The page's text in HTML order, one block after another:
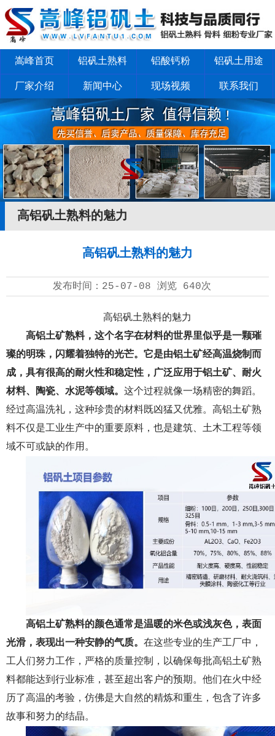
嵩峰首页 铝矾土熟料 铝酸钙粉 铝矾土用途
厂家介绍 新闻中心 现场视频 联系我们
高铝矾土熟料的魅力
高铝矾土熟料的魅力
发布时间： 25-07-08 浏览 640次
高铝矾土熟料的魅力
高铝土矿熟料，这个名字在材料的世界里似乎是一颗璀
璨的明珠，闪耀着独特的光芒。它是由铝土矿经高温烧制而
成，具有很高的耐火性和稳定性，广泛应用于铝土矿、耐火
材料、陶瓷、水泥等领域。 这个过程就像一场精密的舞蹈。
经过高温洗礼，这种珍贵的材料既凶猛又优雅。高铝土矿熟
料不仅是工业生产中的重要原料，也是建筑、土木工程等领
域不可或缺的作用。
高铝土矿熟料的颜色通常是温暖的米色或浅灰色，表面
光滑，表现出一种安静的气质。 在这些专业的生产工厂中，
工人们努力工作，严格的质量控制，以确保每批高铝土矿熟
料都能达到行业标准，甚至超出客户的预期。他们在火中经
历了高温的考验，仿佛是大自然的精炼和重生，包含了许多
故事和努力的结晶。